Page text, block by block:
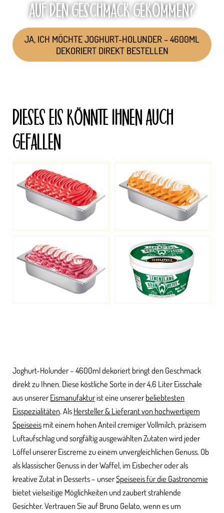
AUF DEN GESCHMACK GEKOMMEN?
JA, ICH MÖCHTE JOGHURT-HOLUNDER – 4600ML
DEKORIERT DIREKT BESTELLEN
DIESES EIS KÖNNTE IHNEN AUCH
GEFALLEN
Joghurt-Holunder – 4600ml dekoriert bringt den Geschmack
direkt zu Ihnen. Diese köstliche Sorte in der 4,6 Liter Eisschale
aus unsererEismanufakturist eine unsererbeliebtesten
Eisspezialitäten. AlsHersteller & Lieferant von hochwertigem
Speiseeismit einem hohen Anteil cremiger Vollmilch, präzisem
Luftaufschlag und sorgfältig ausgewählten Zutaten wird jeder
Löffel unserer Eiscreme zu einem unvergleichlichen Genuss. Ob
als klassischer Genuss in der Waffel, im Eisbecher oder als
kreative Zutat in Desserts – unserSpeiseeis für die Gastronomie
bietet vielseitige Möglichkeiten und zaubert strahlende
Gesichter. Vertrauen Sie auf Bruno Gelato, wenn es um